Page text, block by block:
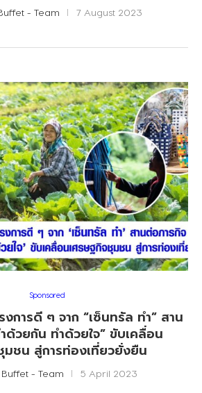
- Team 7 August 2023
Sponsored
การดี ๆ จาก “เซ็นทรัล ทำ” สาน
ด้วยกัน ทำด้วยใจ” ขับเคลื่อน
มชน สู่การท่องเที่ยวยั่งยืน
- Team 5 April 2023